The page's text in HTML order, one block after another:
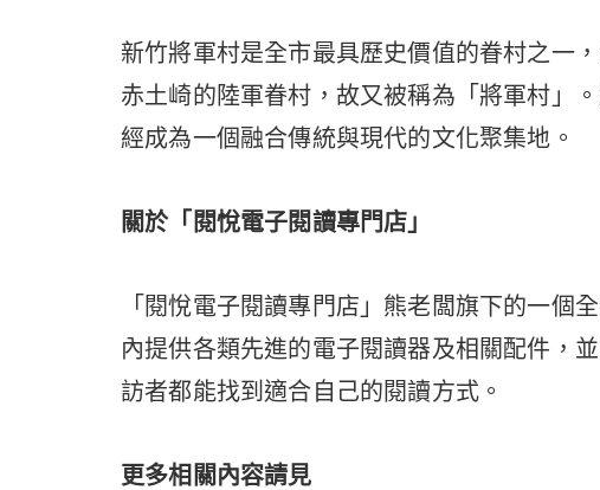
新竹將軍村是全市最具歷史價值的眷村之一
赤土崎的陸軍眷村，故又被稱為「將軍村」
經成為一個融合傳統與現代的文化聚集地。
關於「閱悅電子閱讀專門店」
「閱悅電子閱讀專門店」熊老闆旗下的一個
內提供各類先進的電子閱讀器及相關配件，
訪者都能找到適合自己的閱讀方式。
更多相關內容請見